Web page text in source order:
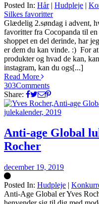
Posted In: Hår| Hudpleje |
Silkes favoritter
Silke
Glædelig 2.søndag i advent,
favoritter fra Cocopanda til
shoppet en del derinde, har
er dem du kan vinde. :) For
produkter og hvad de kan,
instagram, kan du ogs[...]
Read More
303Comments
Share:
Anti-age Global
Rocher
december 19, 2019
Posted In: Hudpleje |
Silke
Anti-Age Global er Yves